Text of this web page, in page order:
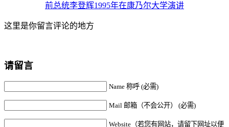
前总统李登辉1995年在康乃尔大学演讲
这里是你留言评论的地方
请留言
Name 称呼 (必需)
Mail 邮箱（不会公开） (必需)
Website（若您有网站，请留下网址以便